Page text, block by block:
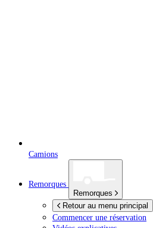
Camions
Remorques
Remorques
Retour au menu principal
Commencer une réservation